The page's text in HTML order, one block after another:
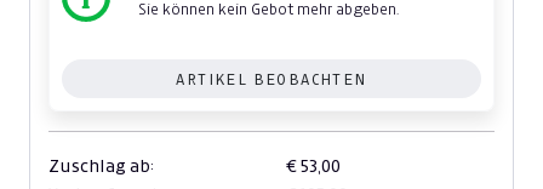
Sie können kein Gebot mehr abgeben.
ARTIKEL BEOBACHTEN
Zuschlag ab:
€ 53,00